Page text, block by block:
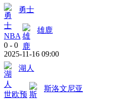
勇士
NBA
雄鹿
0 - 0
2025-11-16 09:00
湖人
世欧预
斯洛文尼亚